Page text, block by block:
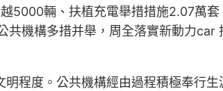
5000輛、扶植充電舉措措施2.07萬
機構多措并舉，周全落實新動力car
程度。公共機構經由過程積極奉行